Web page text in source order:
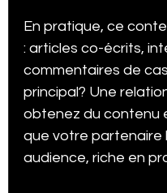
En pratique, ce
: articles co-écrits,
commentaires de
principal? Une
obtenez du contenu
que votre partenaire
audience, riche en